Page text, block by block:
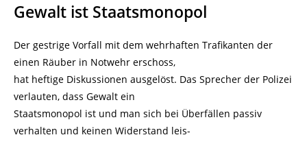
Gewalt ist Staatsmonopol
Der gestrige Vorfall mit dem wehrhaften Trafikanten der
einen Räuber in Notwehr erschoss,
hat heftige Diskussionen ausgelöst. Das Sprecher der Polizei
verlauten, dass Gewalt ein
Staatsmonopol ist und man sich bei Überfällen passiv
verhalten und keinen Widerstand leis-